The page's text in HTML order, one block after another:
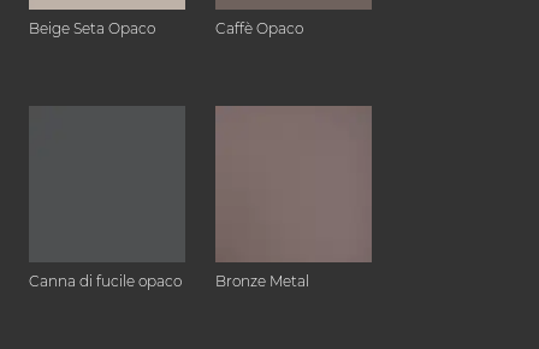
Beige Seta Opaco Caffè Opaco
Canna di fucile opaco Bronze Metal